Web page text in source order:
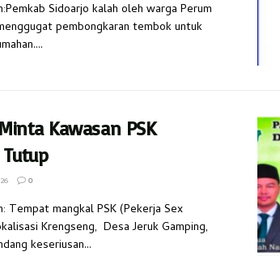
Sidoarjo kalah oleh warga Perum
pembongkaran tembok untuk
Kawasan PSK
0
Tempat mangkal PSK (Pekerja Sex
Krengseng, Desa Jeruk Gamping,
keseriusan...